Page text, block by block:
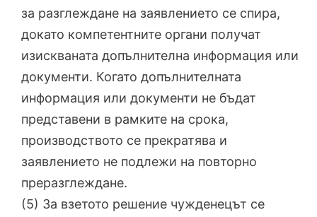
за разглеждане на заявлението се спира,
докато компетентните органи получат
изискваната допълнителна информация или
документи. Когато допълнителната
информация или документи не бъдат
представени в рамките на срока,
производството се прекратява и
заявлението не подлежи на повторно
преразглеждане.
(5) За взетото решение чужденецът се